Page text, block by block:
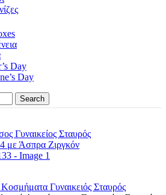
Day
Day
Search
Κοσμήματα Γυναικειός Σταυρός